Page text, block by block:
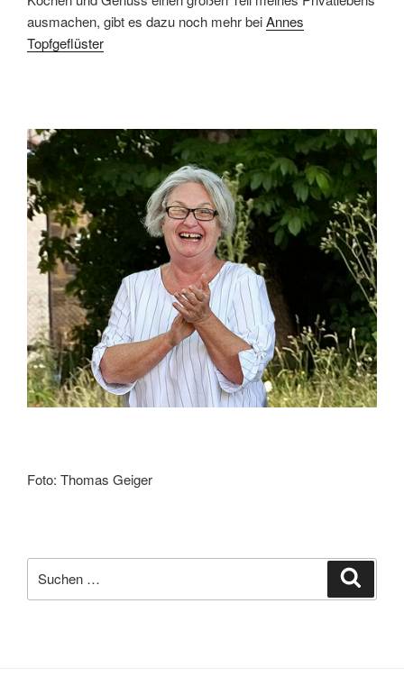
ausmachen, gibt es dazu noch mehr beiAnnes
Topfgeflüster
Foto: Thomas Geiger
nach: